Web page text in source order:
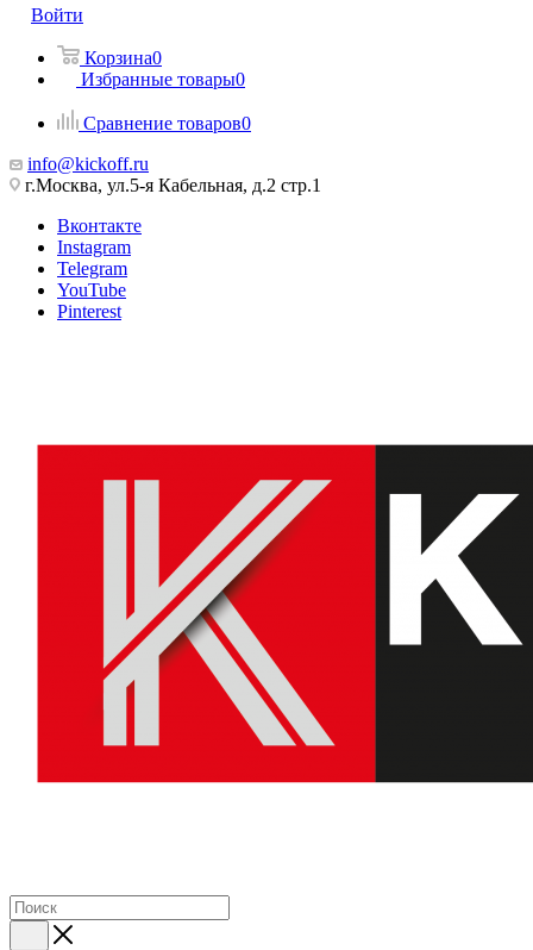
Войти
Корзина0
Избранные товары0
Сравнение товаров0
info@kickoff.ru
г.Москва, ул.5-я Кабельная, д.2 стр.1
Вконтакте
Instagram
Telegram
YouTube
Pinterest